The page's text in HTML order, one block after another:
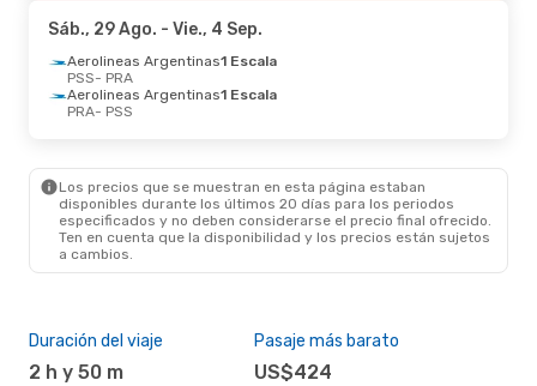
Sáb., 29 Ago. - Vie., 4 Sep.
Aerolineas Argentinas1 Escala
PSS- PRA
Aerolineas Argentinas1 Escala
PRA- PSS
Los precios que se muestran en esta página estaban
disponibles durante los últimos 20 días para los periodos
especificados y no deben considerarse el precio final ofrecido.
Ten en cuenta que la disponibilidad y los precios están sujetos
a cambios.
Duración del viaje
2 h y 50 m
Pasaje más barato
US$424